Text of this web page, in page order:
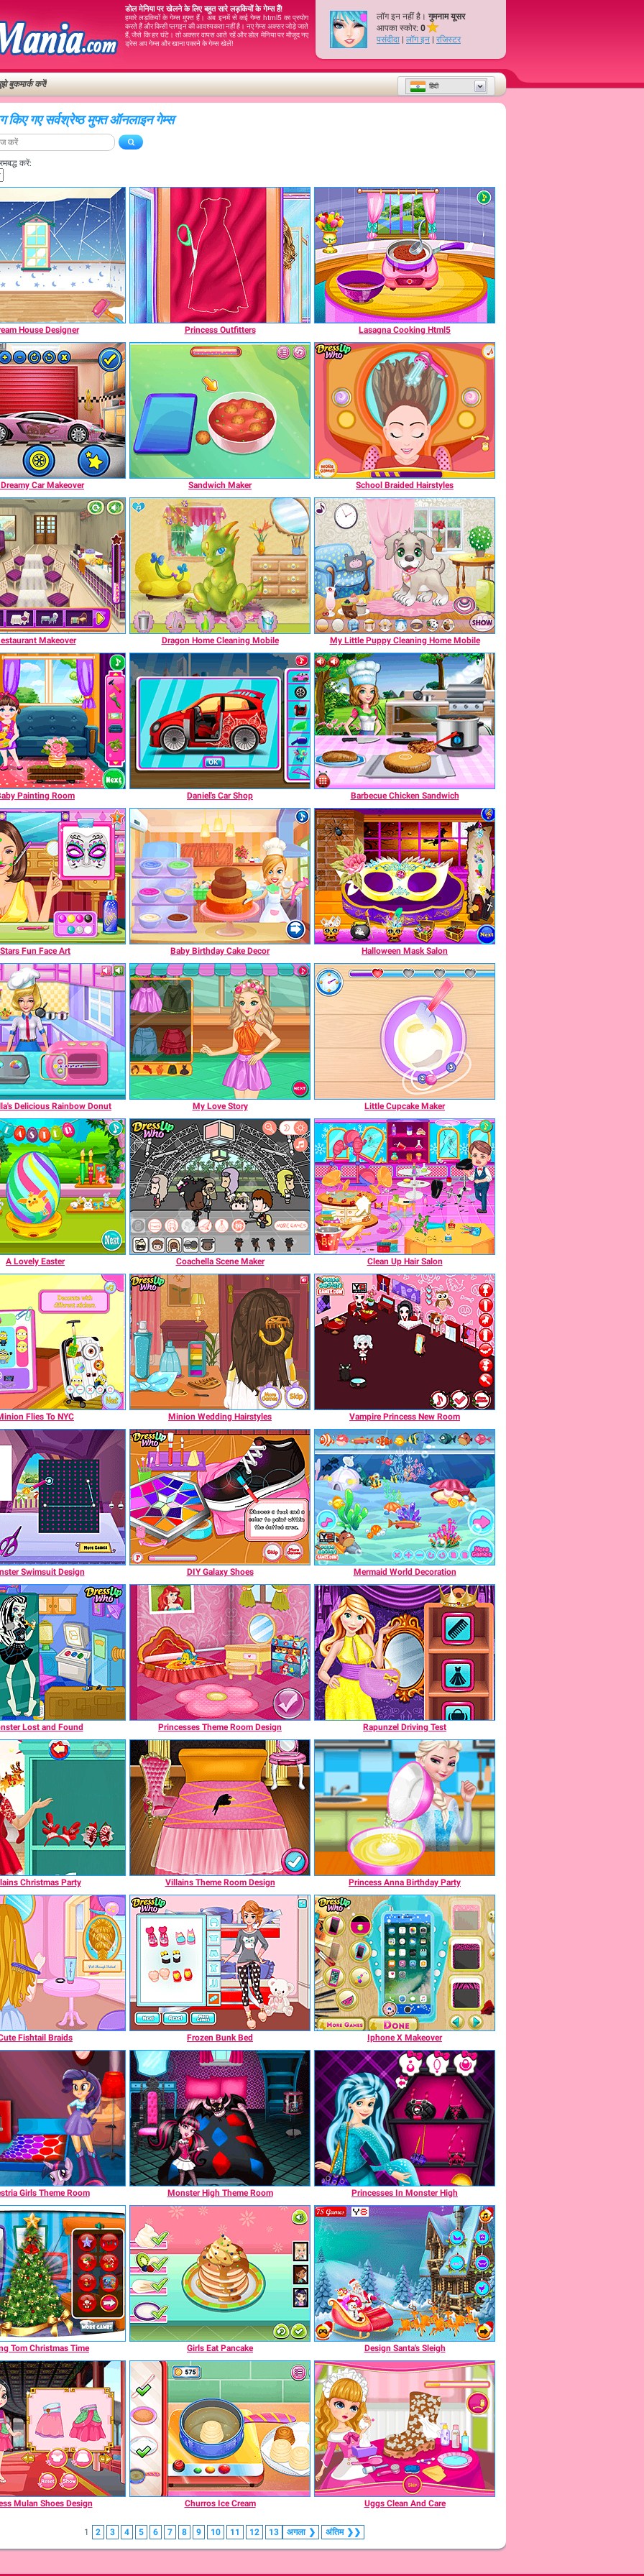
डोल मेनिया पर खेलने के लिए बहुत सारे लड़कियों के गेम्स हैं!
हमारे लड़कियों के गेम्स मुफ्त हैं। अब इनमें से कई गेम्स html5 का प्रयोग
करते हैं और किसी प्लगइन की आवश्यकता नहीं है। नए गेम्स अक्सर जोड़े जाते
हैं, जैसे कि हर घंटे। तो अक्सर वापस आते रहें और डोल मेनिया पर मौजूद नए
ड्रेस अप गेम्स और खाना पकाने के गेम्स खेलें!
लॉग इन नहीं है। गुमनाम यूसर
आपका स्कोर: 0
पसंदीदा | लॉग इन | रजिस्टर
बुकमार्क करें! हिंदी
किए गए सर्वश्रेष्ठ मुफ्त ऑनलाइन गेम्स
करें:
House Designer Princess Outfitters Lasagna Cooking Html5
Car Makeover Sandwich Maker School Braided Hairstyles
Makeover Dragon Home Cleaning Mobile My Little Puppy Cleaning Home Mobile
Painting Room Daniel's Car Shop Barbecue Chicken Sandwich
Stars Fun Face Art Baby Birthday Cake Decor Halloween Mask Salon
Delicious Rainbow Donut My Love Story Little Cupcake Maker
A Lovely Easter Coachella Scene Maker Clean Up Hair Salon
Flies To NYC Minion Wedding Hairstyles Vampire Princess New Room
Swimsuit Design DIY Galaxy Shoes Mermaid World Decoration
Lost and Found Princesses Theme Room Design Rapunzel Driving Test
Christmas Party Villains Theme Room Design Princess Anna Birthday Party
Fishtail Braids Frozen Bunk Bed Iphone X Makeover
Girls Theme Room Monster High Theme Room Princesses In Monster High
Tom Christmas Time Girls Eat Pancake Design Santa's Sleigh
Mulan Shoes Design Churros Ice Cream Uggs Clean And Care
1 2 3 4 5 6 7 8 9 10 11 12 13 अगला❯ अंतिम❯❯